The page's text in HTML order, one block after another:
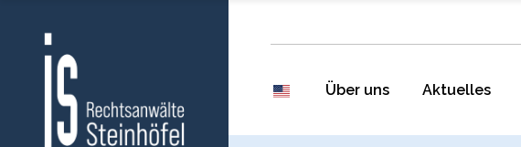
Über uns Aktuelles